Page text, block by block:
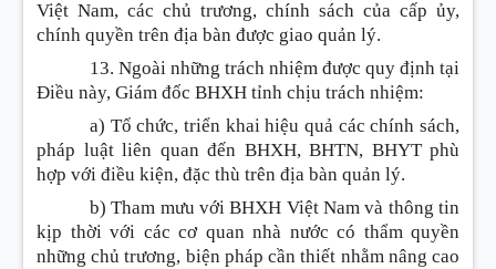
Việt Nam, các chủ trương, chính sách của cấp ủy,
chính quyền trên địa bàn được giao quản lý.
13. Ngoài những trách nhiệm được quy định tại
Điều này, Giám đốc BHXH tỉnh chịu trách nhiệm:
a) Tổ chức, triển khai hiệu quả các chính sách,
pháp luật liên quan đến BHXH, BHTN, BHYT phù
hợp với điều kiện, đặc thù trên địa bàn quản lý.
b) Tham mưu với BHXH Việt Nam và thông tin
kịp thời với các cơ quan nhà nước có thẩm quyền
những chủ trương, biện pháp cần thiết nhằm nâng cao